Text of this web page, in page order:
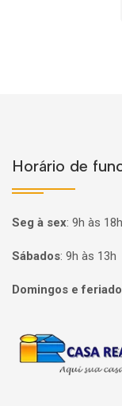
Horário de
Seg à sex: 9h às 18h
Sábados: 9h às 13h
Domingos e
Página inicial